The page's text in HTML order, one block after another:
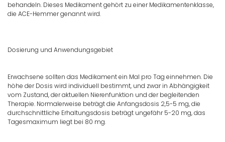
behandeln. Dieses Medikament gehört zu einer Medikamentenklasse,
die ACE-Hemmer genannt wird.
Dosierung und Anwendungsgebiet
Erwachsene sollten das Medikament ein Mal pro Tag einnehmen. Die
höhe der Dosis wird individuell bestimmt, und zwar in Abhängigkeit
vom Zustand, der aktuellen Nierenfunktion und der begleitenden
Therapie. Normalerweise beträgt die Anfangsdosis 2,5-5 mg, die
durchschnittliche Erhaltungsdosis beträgt ungefähr 5-20 mg, das
Tagesmaximum liegt bei 80 mg.